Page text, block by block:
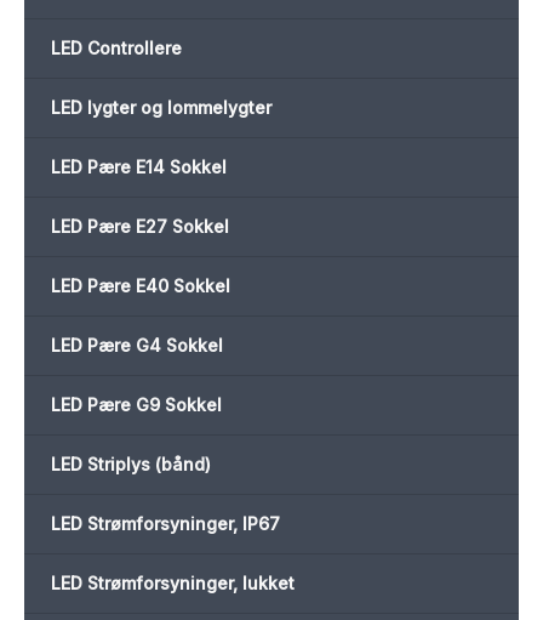
LED Controllere
LED lygter og lommelygter
LED Pære E14 Sokkel
LED Pære E27 Sokkel
LED Pære E40 Sokkel
LED Pære G4 Sokkel
LED Pære G9 Sokkel
LED Striplys (bånd)
LED Strømforsyninger, IP67
LED Strømforsyninger, lukket